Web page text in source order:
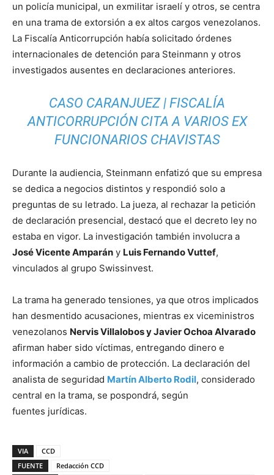
un policía municipal, un exmilitar israelí y otros, se centra
en una trama de extorsión a ex altos cargos venezolanos.
La Fiscalía Anticorrupción había solicitado órdenes
internacionales de detención para Steinmann y otros
investigados ausentes en declaraciones anteriores.
CASO CARANJUEZ | FISCALÍA
ANTICORRUPCIÓN CITA A VARIOS EX
FUNCIONARIOS CHAVISTAS
Durante la audiencia, Steinmann enfatizó que su empresa
se dedica a negocios distintos y respondió solo a
preguntas de su letrado. La jueza, al rechazar la petición
de declaración presencial, destacó que el decreto ley no
estaba en vigor. La investigación también involucra a
José Vicente Amparán y Luis Fernando Vuttef,
vinculados al grupo Swissinvest.
La trama ha generado tensiones, ya que otros implicados
han desmentido acusaciones, mientras ex viceministros
venezolanos Nervis Villalobos y Javier Ochoa Alvarado
afirman haber sido víctimas, entregando dinero e
información a cambio de protección. La declaración del
analista de seguridad Martín Alberto Rodil, considerado
central en la trama, se pospondrá, según
fuentes jurídicas.
VIA
CCD
FUENTE
Redacción CCD